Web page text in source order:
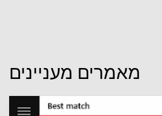
מאמרים מעניינים